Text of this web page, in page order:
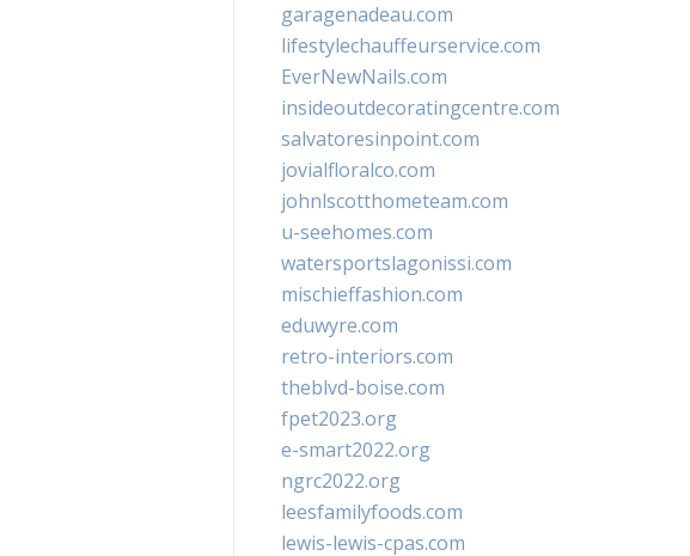
garagenadeau.com
lifestylechauffeurservice.com
EverNewNails.com
insideoutdecoratingcentre.com
salvatoresinpoint.com
jovialfloralco.com
johnlscotthometeam.com
u-seehomes.com
watersportslagonissi.com
mischieffashion.com
eduwyre.com
retro-interiors.com
theblvd-boise.com
fpet2023.org
e-smart2022.org
ngrc2022.org
leesfamilyfoods.com
lewis-lewis-cpas.com